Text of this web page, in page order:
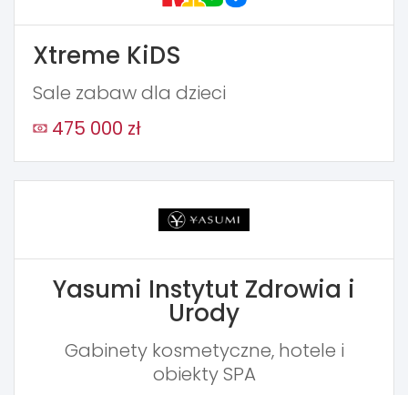
Xtreme KiDS
Sale zabaw dla dzieci
475 000 zł
Yasumi Instytut Zdrowia i
Urody
Gabinety kosmetyczne, hotele i
obiekty SPA